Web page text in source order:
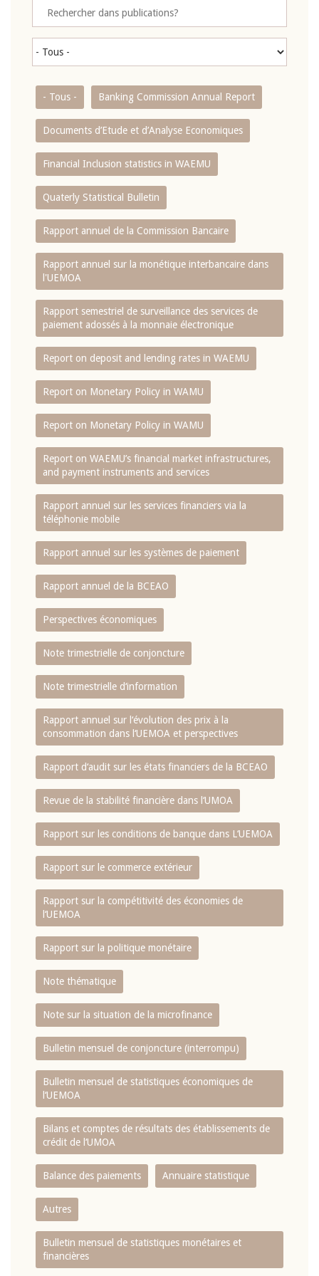
- Tous - Banking Commission Annual Report
Documents d’Etude et d’Analyse Economiques
Financial Inclusion statistics in WAEMU
Quaterly Statistical Bulletin
Rapport annuel de la Commission Bancaire
Rapport annuel sur la monétique interbancaire dans
l'UEMOA
Rapport semestriel de surveillance des services de
paiement adossés à la monnaie électronique
Report on deposit and lending rates in WAEMU
Report on Monetary Policy in WAMU
Report on Monetary Policy in WAMU
Report on WAEMU’s financial market infrastructures,
and payment instruments and services
Rapport annuel sur les services financiers via la
téléphonie mobile
Rapport annuel sur les systèmes de paiement
Rapport annuel de la BCEAO
Perspectives économiques
Note trimestrielle de conjoncture
Note trimestrielle d‘information
Rapport annuel sur l‘évolution des prix à la
consommation dans l‘UEMOA et perspectives
Rapport d‘audit sur les états financiers de la BCEAO
Revue de la stabilité financière dans l‘UMOA
Rapport sur les conditions de banque dans L‘UEMOA
Rapport sur le commerce extérieur
Rapport sur la compétitivité des économies de
l‘UEMOA
Rapport sur la politique monétaire
Note thématique
Note sur la situation de la microfinance
Bulletin mensuel de conjoncture (interrompu)
Bulletin mensuel de statistiques économiques de
l‘UEMOA
Bilans et comptes de résultats des établissements de
crédit de l‘UMOA
Balance des paiements Annuaire statistique
Autres
Bulletin mensuel de statistiques monétaires et
financières